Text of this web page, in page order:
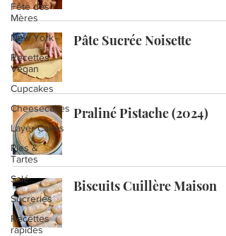
Fête des
Mères
New York
Recettes
Vegan
Cupcakes
Cheesecakes
Layer Cakes
Pies &
Tartes
Salé
Sucreries
Recettes
rapides
Pâte Sucrée Noisette
Praliné Pistache (2024)
Biscuits Cuillère Maison